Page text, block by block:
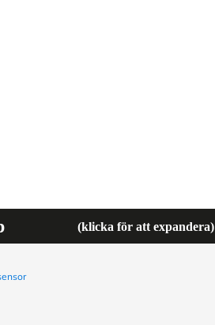
(klicka för att expandera)